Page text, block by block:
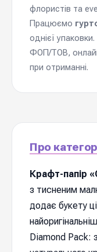
флористів та
Працюємо
однієї
ФОП/ТОВ,
при отриманні.
Про
Крафт-папір
з тисненим
додає букету
Diamond Pack: